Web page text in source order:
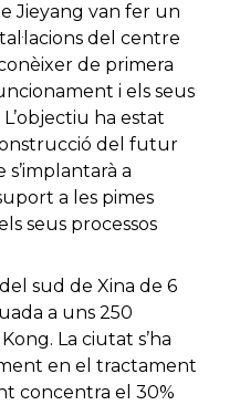
Jieyang van fer un
del centre
de primera
i els seus
L’objectiu ha estat
del futur
a
a les pimes
seus processos
sud de Xina de 6
a uns 250
La ciutat s’ha
en el tractament
concentra el 30%